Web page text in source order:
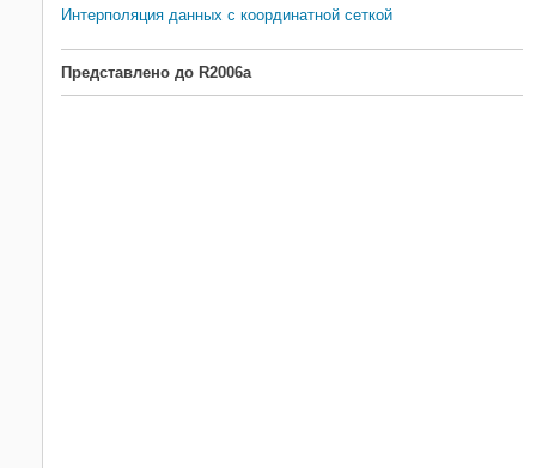
Интерполяция данных с координатной сеткой
Представлено до R2006a